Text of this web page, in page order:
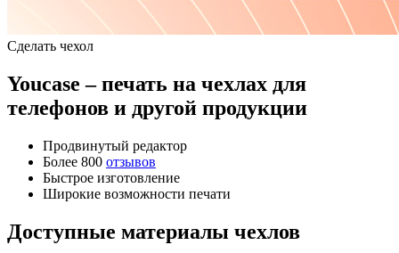
Сделать чехол
Youcase – печать на чехлах для
телефонов и другой продукции
Продвинутый редактор
Более 800 отзывов
Быстрое изготовление
Широкие возможности печати
Доступные материалы чехлов